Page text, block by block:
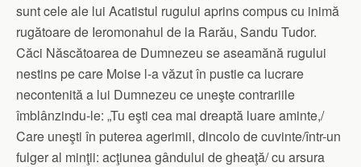
sunt cele ale lui Acatistul rugului aprins compus cu inimă
rugătoare de Ieromonahul de la Rarău, Sandu Tudor.
Căci Născătoarea de Dumnezeu se aseamănă rugului
nestins pe care Moise l-a văzut în pustie ca lucrare
necontenită a lui Dumnezeu ce uneşte contrariile
îmblânzindu-le: „Tu eşti cea mai dreaptă luare aminte,/
Care uneşti în puterea agerimii, dincolo de cuvinte/într-un
fulger al minţii: acţiunea gândului de gheaţă/ cu arsura